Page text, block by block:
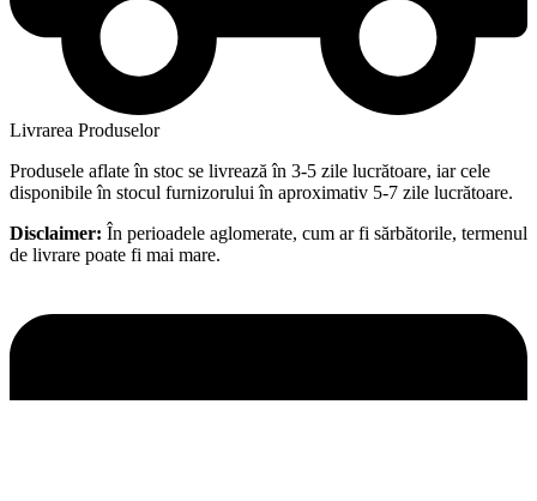
Livrarea Produselor
Produsele aflate în stoc se livrează în 3-5 zile lucrătoare, iar cele
disponibile în stocul furnizorului în aproximativ 5-7 zile lucrătoare.
Disclaimer: În perioadele aglomerate, cum ar fi sărbătorile, termenul
de livrare poate fi mai mare.